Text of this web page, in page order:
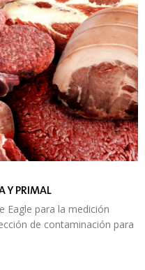
Y PRIMAL
Eagle para la medición
de contaminación para